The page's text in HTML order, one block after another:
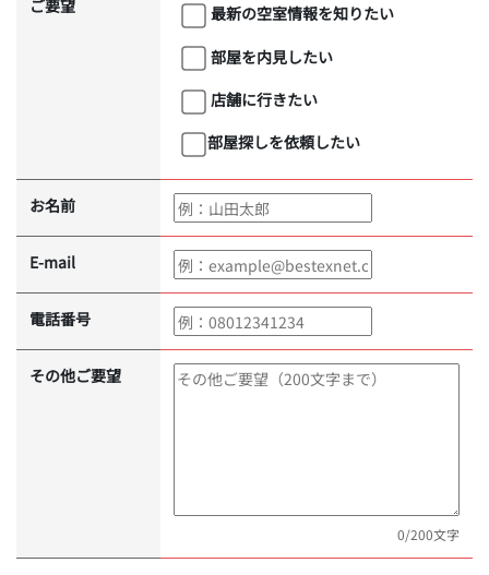
ご要望
最新の空室情報を知りたい
部屋を内見したい
店舗に行きたい
部屋探しを依頼したい
お名前
E-mail
電話番号
その他ご要望
0/200文字